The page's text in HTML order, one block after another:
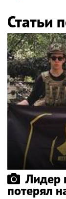
Статьи
Лидер
потерял